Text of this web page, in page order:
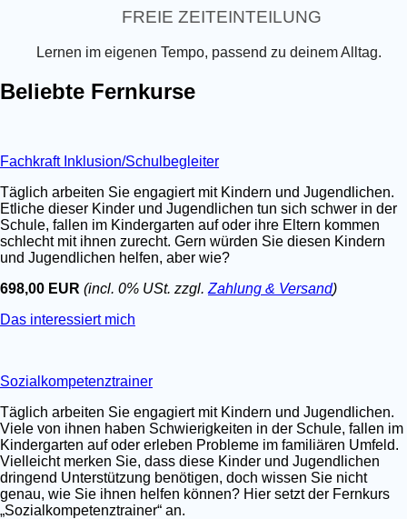
FREIE ZEITEINTEILUNG
Lernen im eigenen Tempo, passend zu deinem Alltag.
Beliebte Fernkurse
Fachkraft Inklusion/Schulbegleiter
Täglich arbeiten Sie engagiert mit Kindern und Jugendlichen.
Etliche dieser Kinder und Jugendlichen tun sich schwer in der
Schule, fallen im Kindergarten auf oder ihre Eltern kommen
schlecht mit ihnen zurecht. Gern würden Sie diesen Kindern
und Jugendlichen helfen, aber wie?
698,00 EUR (incl. 0% USt. zzgl. Zahlung & Versand)
Das interessiert mich
Sozialkompetenztrainer
Täglich arbeiten Sie engagiert mit Kindern und Jugendlichen.
Viele von ihnen haben Schwierigkeiten in der Schule, fallen im
Kindergarten auf oder erleben Probleme im familiären Umfeld.
Vielleicht merken Sie, dass diese Kinder und Jugendlichen
dringend Unterstützung benötigen, doch wissen Sie nicht
genau, wie Sie ihnen helfen können? Hier setzt der Fernkurs
„Sozialkompetenztrainer“ an.